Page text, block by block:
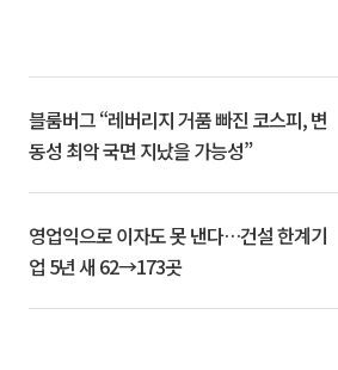
블룸버그 “레버리지 거품 빠진 코스피, 변
동성 최악 국면 지났을 가능성”
영업익으로 이자도 못 낸다…건설 한계기
업 5년 새 62→173곳